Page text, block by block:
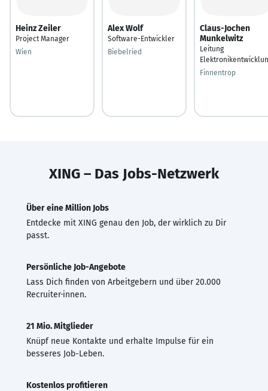
Heinz Zeiler
Project Manager
Wien
Alex Wolf
Software-Entwickler
Biebelried
Claus-Jochen
Munkelwitz
Leitung
Finnentrop
XING – Das Jobs-Netzwerk
Über eine Million Jobs
Entdecke mit XING genau den Job, der wirklich zu Dir
passt.
Persönliche Job-Angebote
Lass Dich finden von Arbeitgebern und über 20.000
Recruiter·innen.
21 Mio. Mitglieder
Knüpf neue Kontakte und erhalte Impulse für ein
besseres Job-Leben.
Kostenlos profitieren